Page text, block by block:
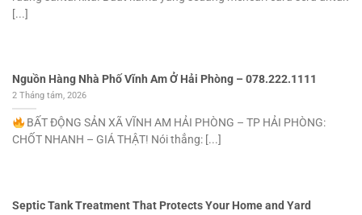
[...]
Nguồn Hàng Nhà Phố Vĩnh Am Ở Hải Phòng – 078.222.1111
2 Tháng tám, 2026
BẤT ĐỘNG SẢN XÃ VĨNH AM HẢI PHÒNG – TP HẢI PHÒNG:
CHỐT NHANH – GIÁ THẬT! Nói thẳng: [...]
Septic Tank Treatment That Protects Your Home and Yard